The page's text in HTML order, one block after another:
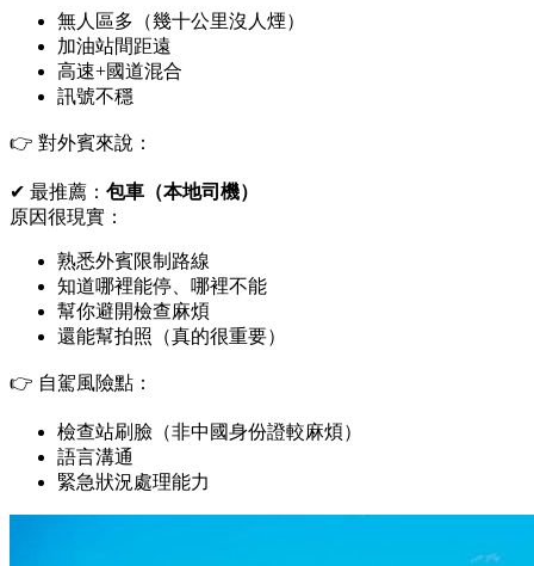
無人區多（幾十公里沒人煙）
加油站間距遠
高速+國道混合
訊號不穩
👉 對外賓來說：
✔ 最推薦： 包車（本地司機）
原因很現實：
熟悉外賓限制路線
知道哪裡能停、哪裡不能
幫你避開檢查麻煩
還能幫拍照（真的很重要）
👉 自駕風險點：
檢查站刷臉（非中國身份證較麻煩）
語言溝通
緊急狀況處理能力